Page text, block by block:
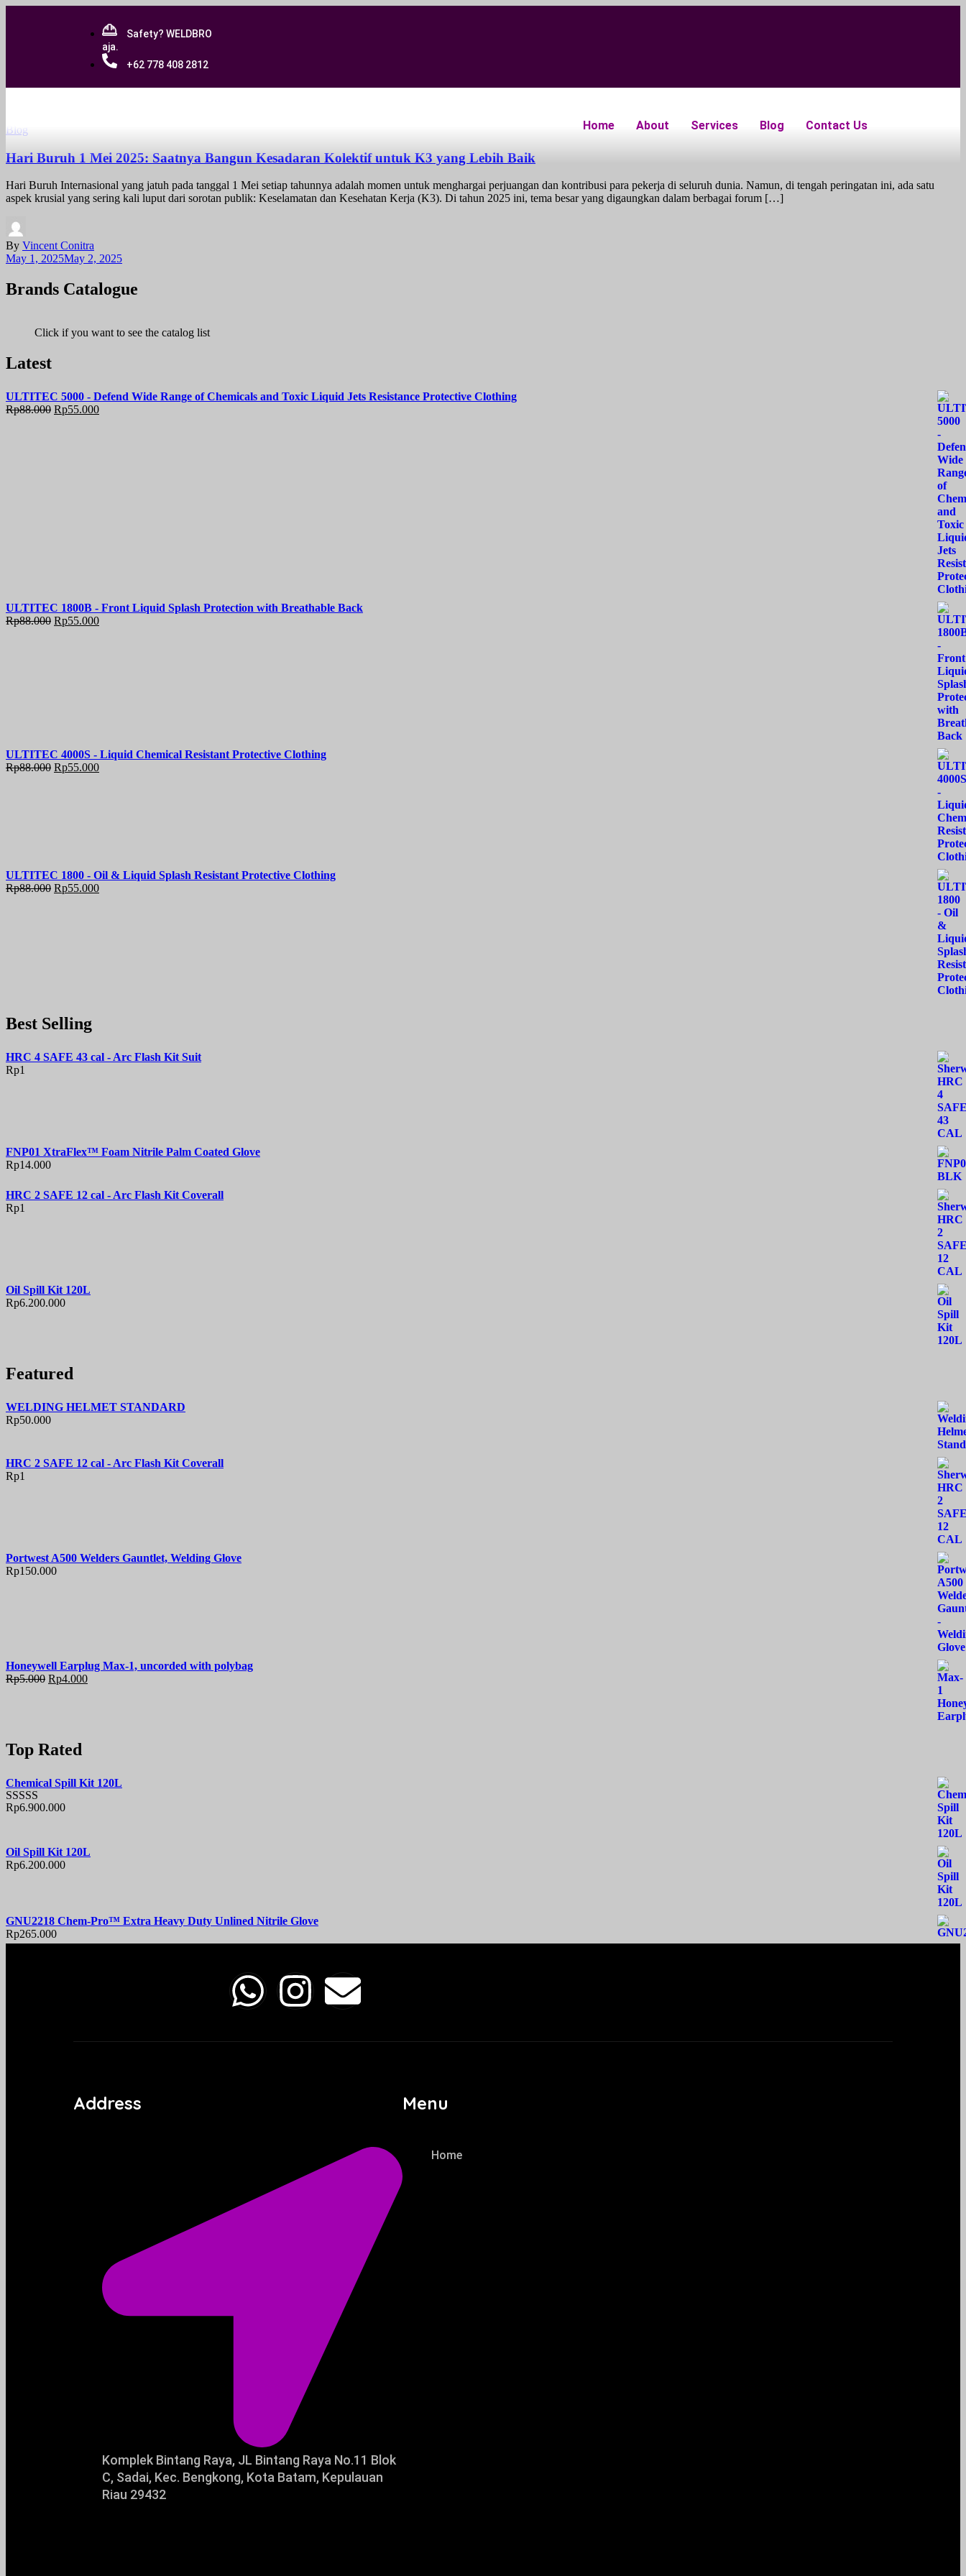
Safety? WELDBRO
aja.
+62 778 408 2812
Home About Services Blog Contact Us
Blog
Hari Buruh 1 Mei 2025: Saatnya Bangun Kesadaran Kolektif untuk K3 yang Lebih Baik
Hari Buruh Internasional yang jatuh pada tanggal 1 Mei setiap tahunnya adalah momen untuk menghargai perjuangan dan kontribusi para pekerja di seluruh dunia. Namun, di tengah peringatan ini, ada satu
aspek krusial yang sering kali luput dari sorotan publik: Keselamatan dan Kesehatan Kerja (K3). Di tahun 2025 ini, tema besar yang digaungkan dalam berbagai forum […]
By Vincent Conitra
May 1, 2025May 2, 2025
Brands Catalogue
Click if you want to see the catalog list
Latest
ULTITEC 5000 - Defend Wide Range of Chemicals and Toxic Liquid Jets Resistance Protective Clothing
Rp88.000 Rp55.000
ULTITEC 1800B - Front Liquid Splash Protection with Breathable Back
Rp88.000 Rp55.000
ULTITEC 4000S - Liquid Chemical Resistant Protective Clothing
Rp88.000 Rp55.000
ULTITEC 1800 - Oil & Liquid Splash Resistant Protective Clothing
Rp88.000 Rp55.000
Best Selling
HRC 4 SAFE 43 cal - Arc Flash Kit Suit
Rp1
FNP01 XtraFlex™ Foam Nitrile Palm Coated Glove
Rp14.000
HRC 2 SAFE 12 cal - Arc Flash Kit Coverall
Rp1
Oil Spill Kit 120L
Rp6.200.000
Featured
WELDING HELMET STANDARD
Rp50.000
HRC 2 SAFE 12 cal - Arc Flash Kit Coverall
Rp1
Portwest A500 Welders Gauntlet, Welding Glove
Rp150.000
Honeywell Earplug Max-1, uncorded with polybag
Rp5.000 Rp4.000
Top Rated
Chemical Spill Kit 120L
Rated5.00
Rp6.900.000
Oil Spill Kit 120L
Rp6.200.000
GNU2218 Chem-Pro™ Extra Heavy Duty Unlined Nitrile Glove
Rp265.000
Address
Komplek Bintang Raya, JL Bintang Raya No.11 Blok
C, Sadai, Kec. Bengkong, Kota Batam, Kepulauan
Riau 29432​
Menu
Home